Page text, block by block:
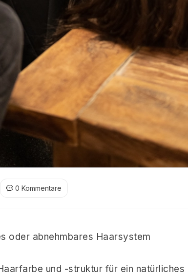
0 Kommentare
oder abnehmbares Haarsystem
und -struktur für ein natürliches